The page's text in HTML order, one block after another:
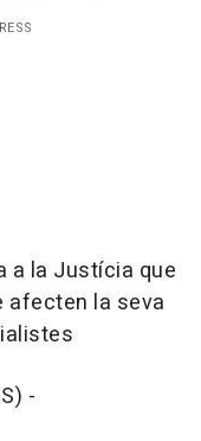
a la Justícia que
afecten la seva
-